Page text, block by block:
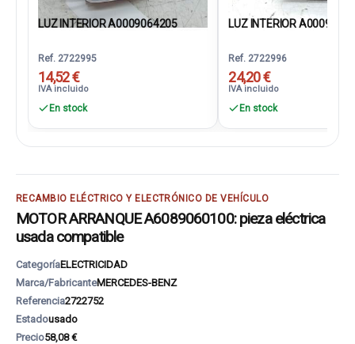
LUZ INTERIOR A0009064205
Ref. 2722995
14,52 €
IVA incluido
En stock
LUZ INTERIOR
Ref. 2722996
24,20 €
IVA incluido
En stock
RECAMBIO ELÉCTRICO Y ELECTRÓNICO DE VEHÍCULO
MOTOR ARRANQUE A6089060100: pieza eléctrica
usada compatible
CategoríaELECTRICIDAD
Marca/FabricanteMERCEDES-BENZ
Referencia2722752
Estadousado
Precio58,08 €